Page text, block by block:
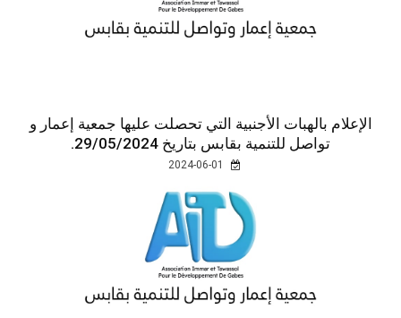
الإعلام بالهبات الأجنبية التي تحصلت عليها جمعية إعمار و
تواصل للتنمية بقابس بتاريخ 29/05/2024.